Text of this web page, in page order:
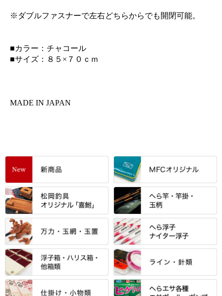
※ダブルファスナーで左右どちらからでも開閉可能。
■カラー：チャコール
■サイズ：８５×７０ｃｍ
MADE IN JAPAN
すべて
「雅（みやび）」シリーズ・エ
ントＰＬＵＳシリーズ
エントラント・ＳＰＷシリーズ
スモールクロコダイルシリーズ
エクセーヌ・スエードシリーズ
すべて
「至高」シリーズ
万力付お膳
クワセ皿・コブ皿・角皿
すべて
シマノ
ダイワ
がまかつ
すべて
当店オリジナル「勝俊」作
光竹 製品
すべて
忠相・一志
昴 ・TOMO
すべて すべて